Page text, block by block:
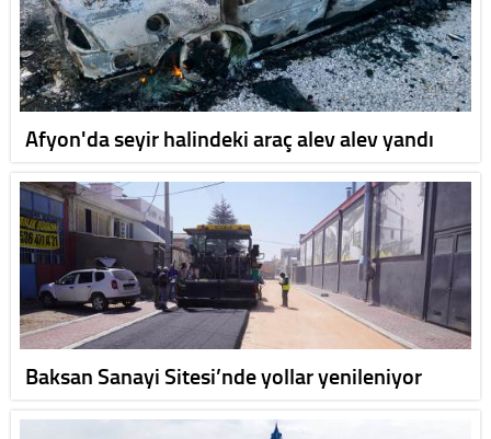
Afyon'da seyir halindeki araç alev alev yandı
Baksan Sanayi Sitesi’nde yollar yenileniyor